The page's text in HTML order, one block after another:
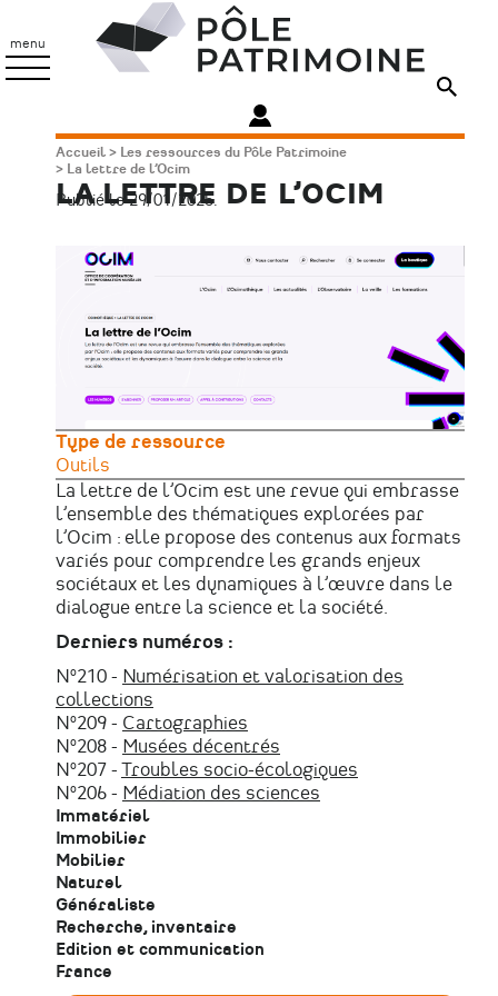
contenu
principal
menu
Patrimoine
Fil
d'Ariane
Accueil
Les ressources du Pôle Patrimoine
La lettre de l’Ocim
LA LETTRE DE L’OCIM
Publié le 29/01/2025.
Image
principale
Type de ressource
Outils
La lettre de l’Ocim est une revue qui embrasse
l’ensemble des thématiques explorées par
l’Ocim : elle propose des contenus aux formats
variés pour comprendre les grands enjeux
sociétaux et les dynamiques à l’œuvre dans le
dialogue entre la science et la société.
Derniers numéros :
Nº210 - Numérisation et valorisation des
collections
Nº209 - Cartographies
Nº208 - Musées décentrés
Nº207 - Troubles socio-écologiques
Nº206 - Médiation des sciences
Immatériel
Immobilier
Mobilier
Naturel
Généraliste
Recherche, inventaire
Edition et communication
France